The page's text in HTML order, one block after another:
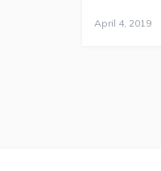
April 4, 2019